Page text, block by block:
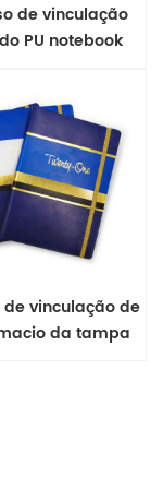
de vinculação
PU notebook
de vinculação de
da tampa